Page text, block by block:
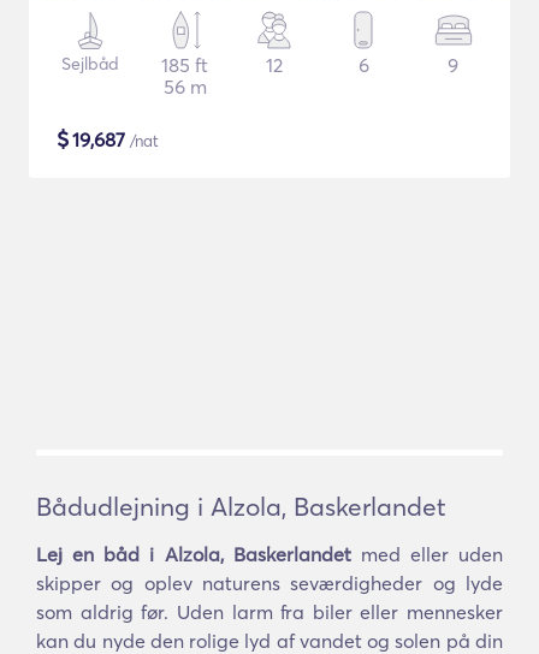
Sejlbåd
185 ft
56 m
12 6 9
$19,687 /nat
Bådudlejning i Alzola, Baskerlandet
Lej en båd i Alzola, Baskerlandetmed eller uden
skipper og oplev naturens seværdigheder og lyde
som aldrig før. Uden larm fra biler eller mennesker
kan du nyde den rolige lyd af vandet og solen på din